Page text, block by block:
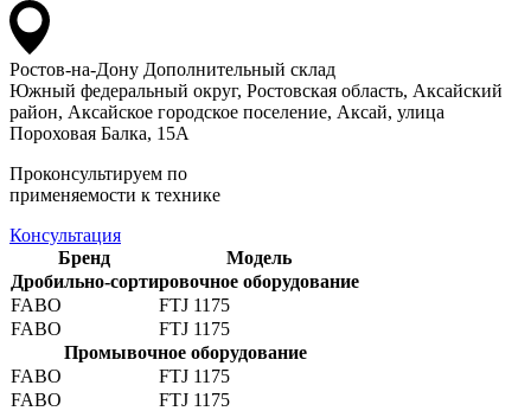
Ростов-на-Дону Дополнительный склад
Южный федеральный округ, Ростовская область, Аксайский
район, Аксайское городское поселение, Аксай, улица
Пороховая Балка, 15А
Проконсультируем по
применяемости к технике
Консультация
Бренд
Модель
Дробильно-сортировочное оборудование
FABO
FTJ 1175
FABO
FTJ 1175
Промывочное оборудование
FABO
FTJ 1175
FABO
FTJ 1175